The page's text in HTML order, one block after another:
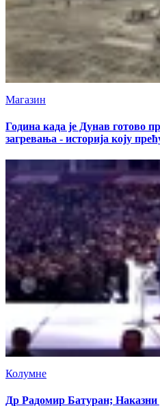
Магазин
Година када је Дунав готово
загревања - историја коју
Колумне
Др Радомир Батуран; Наказни